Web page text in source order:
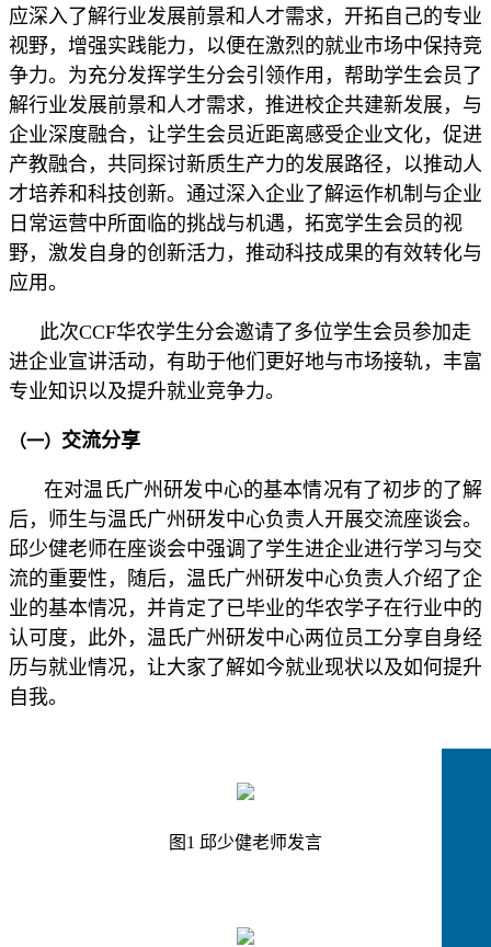
应深入了解行业发展前景和人才需求，开拓自己的专业
视野，增强实践能力，以便在激烈的就业市场中保持竞
争力。为充分发挥学生分会引领作用，帮助学生会员了
解行业发展前景和人才需求，推进校企共建新发展，与
企业深度融合，让学生会员近距离感受企业文化，促进
产教融合，共同探讨新质生产力的发展路径，以推动人
才培养和科技创新。通过深入企业了解运作机制与企业
日常运营中所面临的挑战与机遇，拓宽学生会员的视
野，激发自身的创新活力，推动科技成果的有效转化与
应用。
此次CCF华农学生分会邀请了多位学生会员参加走
进企业宣讲活动，有助于他们更好地与市场接轨，丰富
专业知识以及提升就业竞争力。
（一） 交流分享
在对温氏广州研发中心的基本情况有了初步的了解
后，师生与温氏广州研发中心负责人开展交流座谈会。
邱少健老师在座谈会中强调了学生进企业进行学习与交
流的重要性，随后，温氏广州研发中心负责人介绍了企
业的基本情况，并肯定了已毕业的华农学子在行业中的
认可度，此外，温氏广州研发中心两位员工分享自身经
历与就业情况，让大家了解如今就业现状以及如何提升
自我。
图 1 邱少健老师发言